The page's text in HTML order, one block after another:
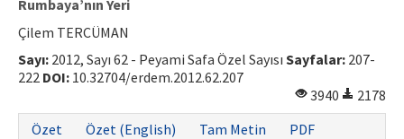
Rumbaya’nın Yeri
Çilem TERCÜMAN
Sayı: 2012, Sayı 62 - Peyami Safa Özel Sayısı Sayfalar: 207-
222 DOI: 10.32704/erdem.2012.62.207
3940
2178
Özet
Özet (English) Tam Metin
PDF